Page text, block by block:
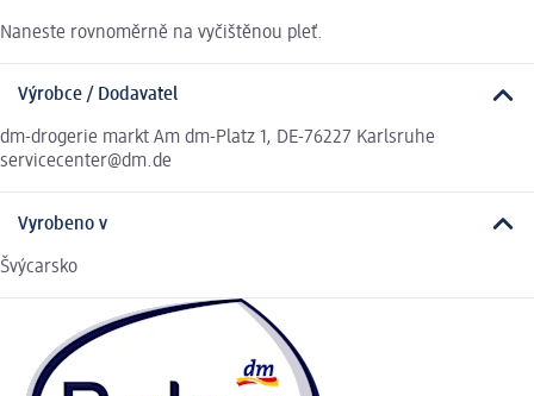
Naneste rovnoměrně na vyčištěnou pleť.
Výrobce / Dodavatel
dm-drogerie markt Am dm-Platz 1, DE-76227 Karlsruhe
servicecenter@dm.de
Vyrobeno v
Švýcarsko